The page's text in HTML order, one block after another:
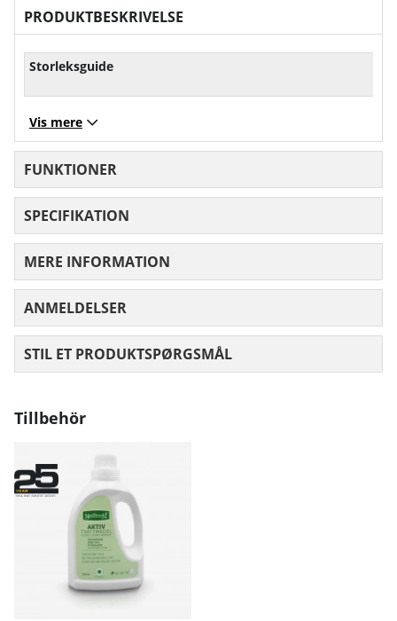
PRODUKTBESKRIVELSE
Storleksguide
Vis mere
FUNKTIONER
SPECIFIKATION
MERE INFORMATION
ANMELDELSER
STIL ET PRODUKTSPØRGSMÅL
Tillbehör